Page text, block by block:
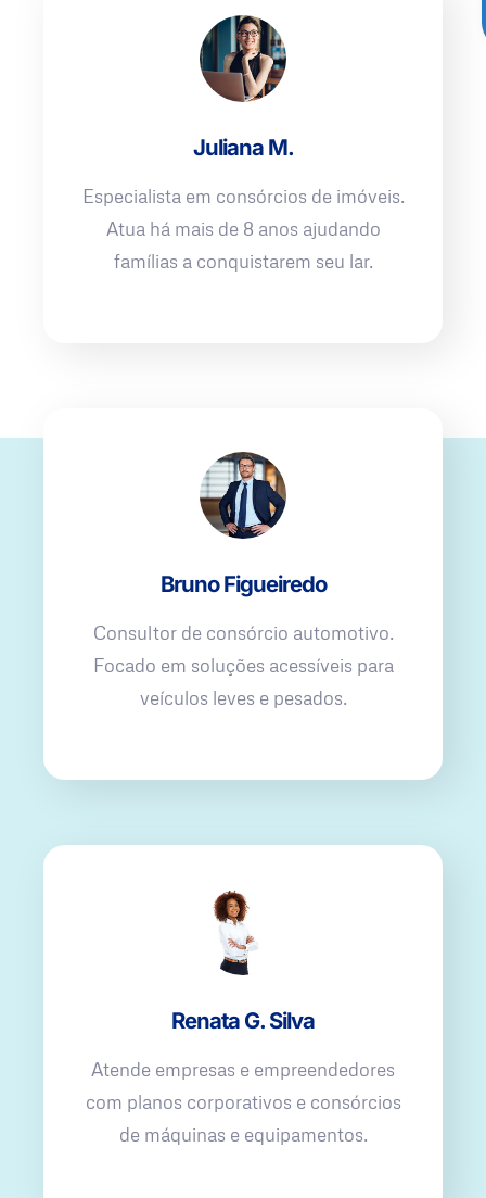
Juliana M.
Especialista em consórcios de imóveis.
Atua há mais de 8 anos ajudando
famílias a conquistarem seu lar.
Bruno Figueiredo
Consultor de consórcio automotivo.
Focado em soluções acessíveis para
veículos leves e pesados.
Renata G. Silva
Atende empresas e empreendedores
com planos corporativos e consórcios
de máquinas e equipamentos.